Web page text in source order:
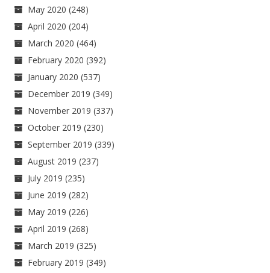
May 2020 (248)
April 2020 (204)
March 2020 (464)
February 2020 (392)
January 2020 (537)
December 2019 (349)
November 2019 (337)
October 2019 (230)
September 2019 (339)
August 2019 (237)
July 2019 (235)
June 2019 (282)
May 2019 (226)
April 2019 (268)
March 2019 (325)
February 2019 (349)